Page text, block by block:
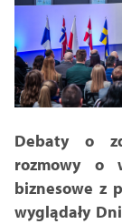
Debaty o
rozmowy o
biznesowe z
wyglądały